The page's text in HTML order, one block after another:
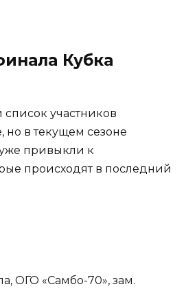
Кубка
участников
но в текущем сезоне
привыкли к
происходят в последний
ОГО «Самбо-70», зам.